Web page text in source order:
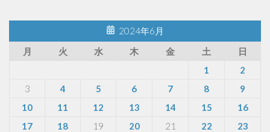
2024年6月
月
火 水 木 金 土
日
1
2
3
4 5 6 7 8
9
10
11 12 13 14 15
16
17
18 19 20 21 22
23